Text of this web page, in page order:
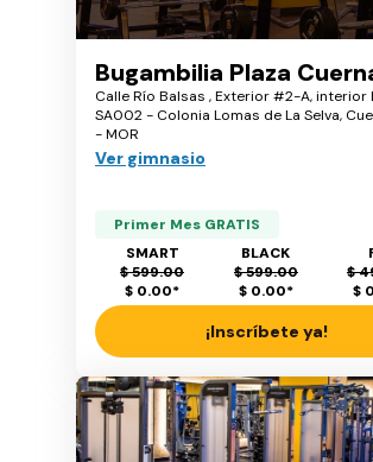
Bugambilia Plaza
Calle Río Balsas , Exterior #2-A, interior
SA002 - Colonia Lomas de La Selva,
- MOR
Ver gimnasio
Primer Mes GRATIS
SMART
$ 599.00
$ 0.00*
BLACK
$ 599.00
$ 0.00*
$
$
¡Inscríbete ya!